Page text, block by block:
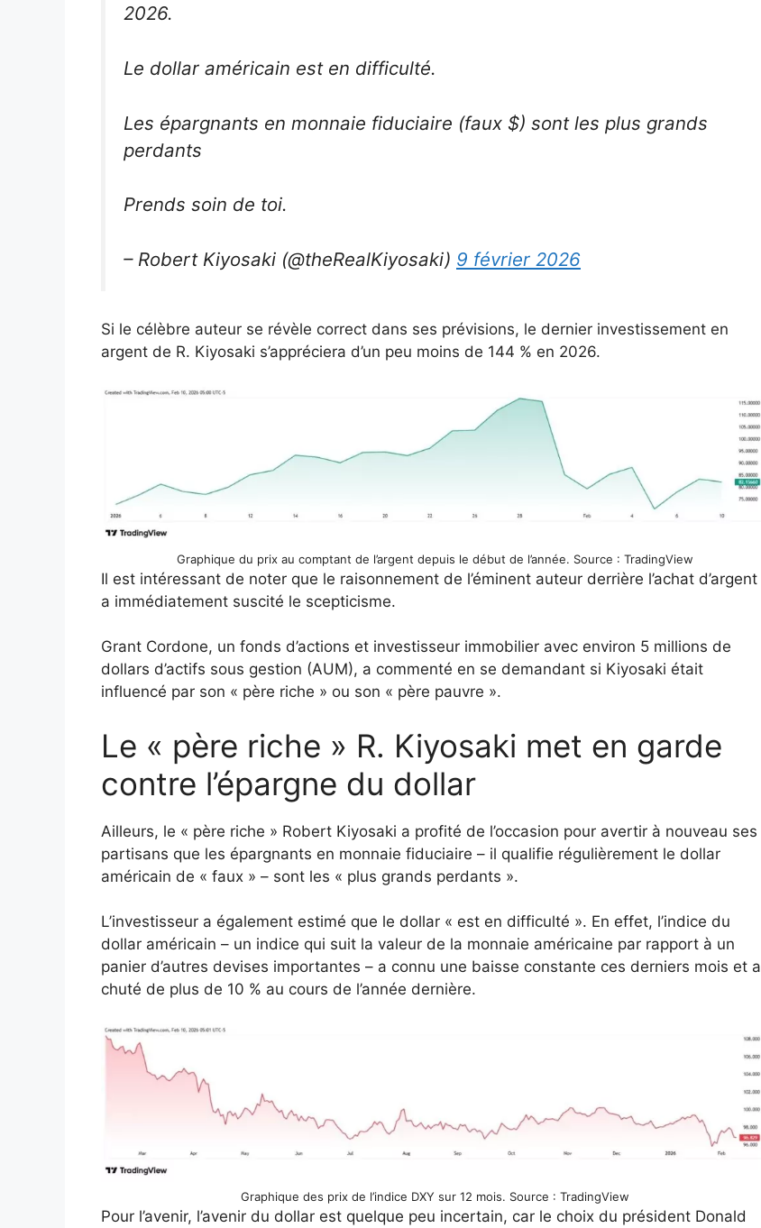
2026.
Le dollar américain est en difficulté.
Les épargnants en monnaie fiduciaire (faux $) sont les plus grands
perdants
Prends soin de toi.
– Robert Kiyosaki (@theRealKiyosaki) 9 février 2026
Si le célèbre auteur se révèle correct dans ses prévisions, le dernier investissement en
argent de R. Kiyosaki s’appréciera d’un peu moins de 144 % en 2026.
Graphique du prix au comptant de l’argent depuis le début de l’année. Source : TradingView
Il est intéressant de noter que le raisonnement de l’éminent auteur derrière l’achat d’argent
a immédiatement suscité le scepticisme.
Grant Cordone, un fonds d’actions et investisseur immobilier avec environ 5 millions de
dollars d’actifs sous gestion (AUM), a commenté en se demandant si Kiyosaki était
influencé par son « père riche » ou son « père pauvre ».
Le « père riche » R. Kiyosaki met en garde
contre l’épargne du dollar
Ailleurs, le « père riche » Robert Kiyosaki a profité de l’occasion pour avertir à nouveau ses
partisans que les épargnants en monnaie fiduciaire – il qualifie régulièrement le dollar
américain de « faux » – sont les « plus grands perdants ».
L’investisseur a également estimé que le dollar « est en difficulté ». En effet, l’indice du
dollar américain – un indice qui suit la valeur de la monnaie américaine par rapport à un
panier d’autres devises importantes – a connu une baisse constante ces derniers mois et a
chuté de plus de 10 % au cours de l’année dernière.
Graphique des prix de l’indice DXY sur 12 mois. Source : TradingView
Pour l’avenir, l’avenir du dollar est quelque peu incertain, car le choix du président Donald